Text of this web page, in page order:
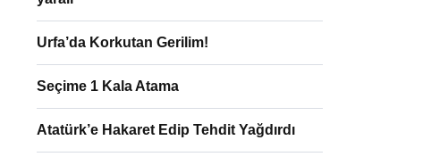
Urfa’da Korkutan Gerilim!
Seçime 1 Kala Atama
Atatürk’e Hakaret Edip Tehdit Yağdırdı